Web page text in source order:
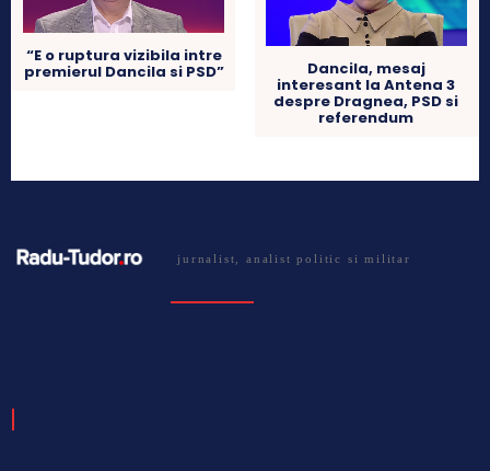
“E o ruptura vizibila intre
premierul Dancila si PSD” Dancila, mesaj
interesant la Antena 3
despre Dragnea, PSD si
referendum
jurnalist, analist politic si militar